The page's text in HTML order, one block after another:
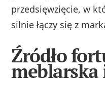
przedsięwzięcie, w
silnie łączy się z
Źródło
meblarska